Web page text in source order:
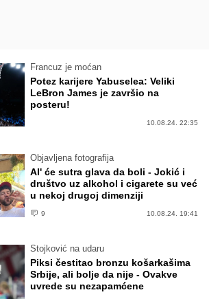
Francuz je moćan
Potez karijere Yabuselea: Veliki
LeBron James je završio na
posteru!
10.08.24. 22:35
Objavljena fotografija
Al' će sutra glava da boli - Jokić i
društvo uz alkohol i cigarete su već
u nekoj drugoj dimenziji
9 10.08.24. 19:41
Stojković na udaru
Piksi čestitao bronzu košarkašima
Srbije, ali bolje da nije - Ovakve
uvrede su nezapamćene